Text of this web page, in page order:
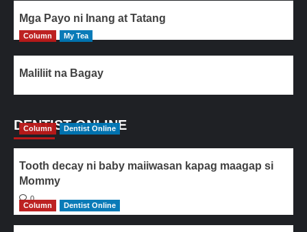
Mga Payo ni Inang at Tatang
Column My Tea
Maliliit na Bagay
DENTIST ONLINE
Column Dentist Online
Tooth decay ni baby maiiwasan kapag maagap si
Mommy
0
Column
Dentist Online